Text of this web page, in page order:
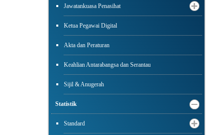
Jawatankuasa Penasihat
Ketua Pegawai Digital
Akta dan Peraturan
Keahlian Antarabangsa dan Serantau
Sijil & Anugerah
Statistik
Standard